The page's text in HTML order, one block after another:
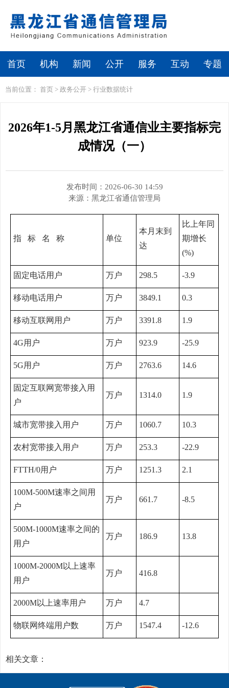
首页 机构 新闻 公开 服务 互动 专题
当前位置： 首页 > 政务公开 > 行业数据统计
2026年1-5月黑龙江省通信业主要指标完
成情况（一）
发布时间：2026-06-30 14:59
来源： 黑龙江省通信管理局
指 标 名 称 单位
本月末到
达
比上年同
期增长
(%)
固定电话用户 万户 298.5 -3.9
移动电话用户 万户 3849.1 0.3
移动互联网用户 万户 3391.8 1.9
4G用户 万户 923.9 -25.9
5G用户 万户 2763.6 14.6
固定互联网宽带接入用
户
万户 1314.0 1.9
城市宽带接入用户 万户 1060.7 10.3
农村宽带接入用户 万户 253.3 -22.9
FTTH/0用户 万户 1251.3 2.1
100M-500M速率之间用
户
万户 661.7 -8.5
500M-1000M速率之间的
用户
万户 186.9 13.8
1000M-2000M以上速率
用户
万户 416.8
2000M以上速率用户 万户 4.7
物联网终端用户数 万户 1547.4 -12.6
相关文章：